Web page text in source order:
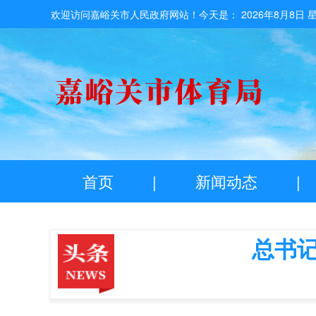
欢迎访问嘉峪关市人民政府网站！今天是： 2026年8月8日
首页 | 新闻动态 |
总书